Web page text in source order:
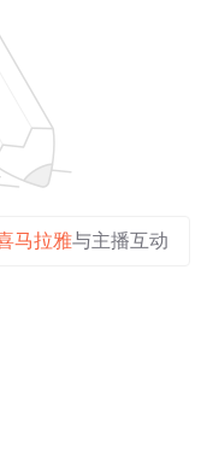
马拉雅与主播互动